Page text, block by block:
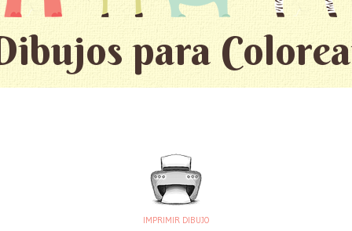
para
IMPRIMIR DIBUJO